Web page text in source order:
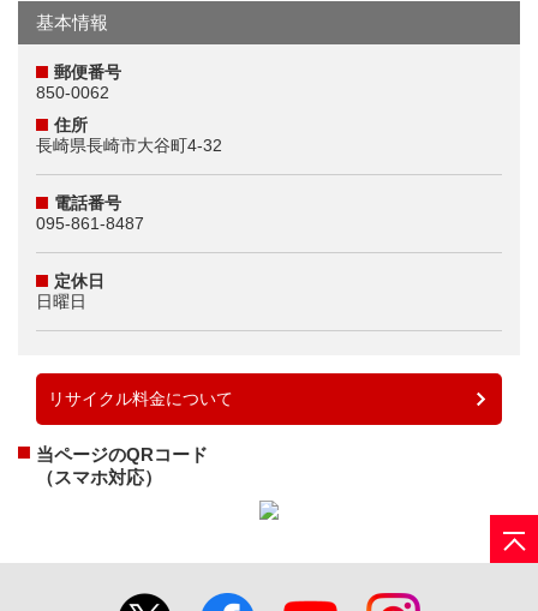
基本情報
郵便番号
850-0062
住所
長崎県長崎市大谷町4-32
電話番号
095-861-8487
定休日
日曜日
リサイクル料金について
当ページのQRコード
（スマホ対応）